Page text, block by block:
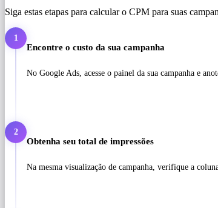
Siga estas etapas para calcular o CPM para suas
1
Encontre o custo da sua campanha
No Google Ads, acesse o painel da sua campanha e
2
Obtenha seu total de impressões
Na mesma visualização de campanha, verifique a